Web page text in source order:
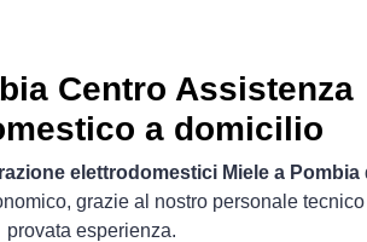
Centro Assistenza
a domicilio
elettrodomestici Miele a Pombia
grazie al nostro personale tecnico
provata esperienza.